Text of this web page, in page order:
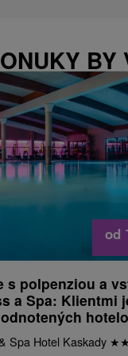
BY
od
s polpenziou a
a Spa: Klientmi
Spa Hotel Kaskady ★★